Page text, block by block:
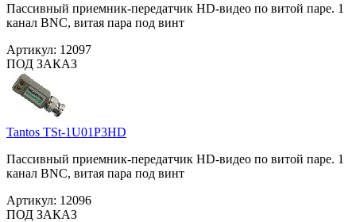
Пассивный приемник-передатчик HD-видео по витой паре. 1
канал BNC, витая пара под винт
Артикул: 12097
ПОД ЗАКАЗ
Tantos TSt-1U01P3HD
Пассивный приемник-передатчик HD-видео по витой паре. 1
канал BNC, витая пара под винт
Артикул: 12096
ПОД ЗАКАЗ